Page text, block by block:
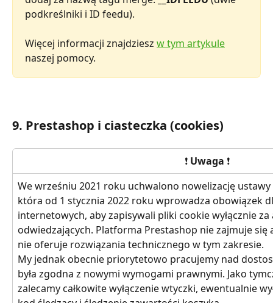
podkreślniki i ID feedu).
Więcej informacji znajdziesz w tym artykule
naszej pomocy.
9. Prestashop i ciasteczka (cookies)
❗ Uwaga ❗
We wrześniu 2021 roku uchwalono nowelizację
która od 1 stycznia 2022 roku wprowadza obowiązek
internetowych, aby zapisywali pliki cookie wyłącznie
odwiedzających. Platforma Prestashop nie zajmuje
nie oferuje rozwiązania technicznego w tym zakresie.
My jednak obecnie priorytetowo pracujemy nad
była zgodna z nowymi wymogami prawnymi. Jako
zalecamy całkowite wyłączenie wtyczki, ewentualnie